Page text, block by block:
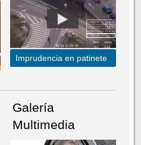
Imprudencia en patinete
Galería
Multimedia